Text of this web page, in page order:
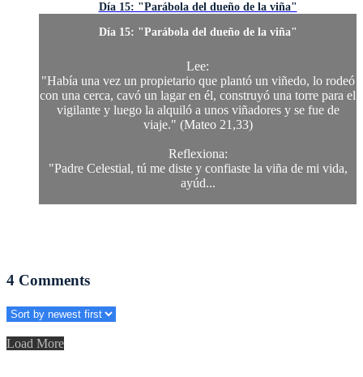
Día 15: "Parábola del dueño de la viña"
Día 15: "Parábola del dueño de la viña"
Lee:
"Había una vez un propietario que plantó un viñedo, lo rodeó
con una cerca, cavó un lagar en él, construyó una torre para el
vigilante y luego la alquiló a unos viñadores y se fue de
viaje." (Mateo 21,33)
Reflexiona:
"Padre Celestial, tú me diste y confiaste la viña de mi vida,
ayúd...
4 Comments
Load More